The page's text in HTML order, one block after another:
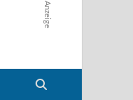
Anzeige